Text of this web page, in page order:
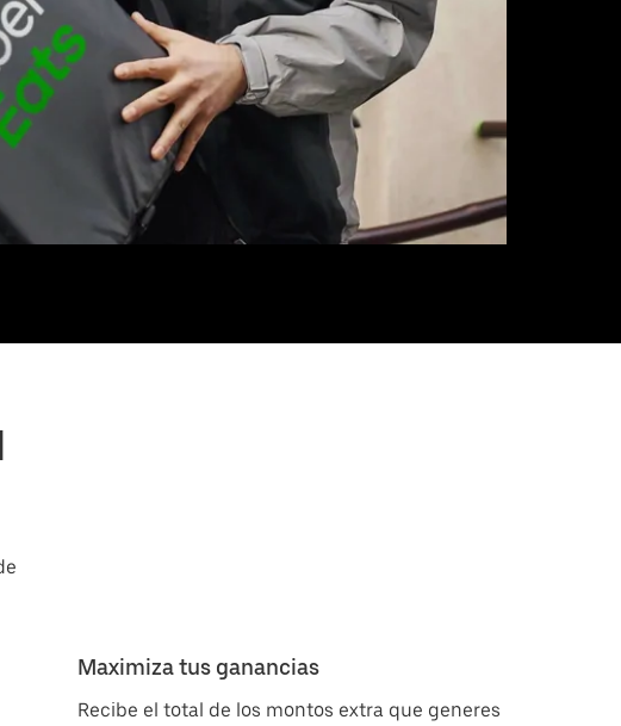
Maximiza tus ganancias
Recibe el total de los montos extra que generes